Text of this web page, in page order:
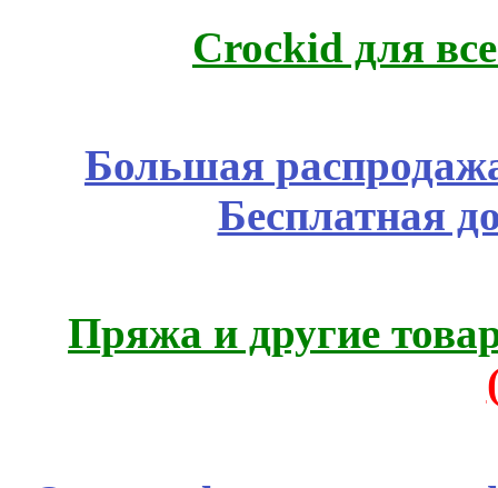
Crockid для
Большая
Бесплатная
Пряжа и другие